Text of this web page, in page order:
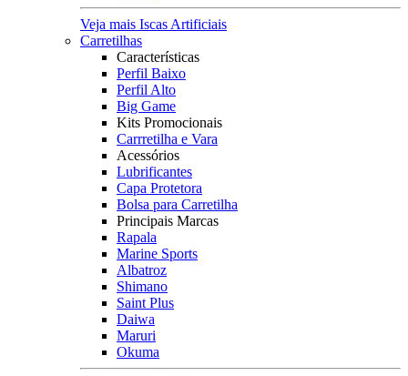
Veja mais Iscas Artificiais
Carretilhas
Características
Perfil Baixo
Perfil Alto
Big Game
Kits Promocionais
Carrretilha e Vara
Acessórios
Lubrificantes
Capa Protetora
Bolsa para Carretilha
Principais Marcas
Rapala
Marine Sports
Albatroz
Shimano
Saint Plus
Daiwa
Maruri
Okuma